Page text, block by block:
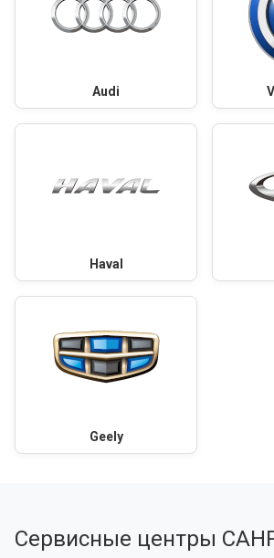
Audi
Haval
Geely
Сервисные центры